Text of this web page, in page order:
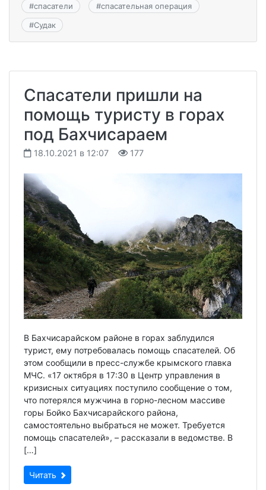
#спасатели #спасательная операция
#Судак
Спасатели пришли на
помощь туристу в горах
под Бахчисараем
18.10.2021 в 12:07 177
В Бахчисарайском районе в горах заблудился
турист, ему потребовалась помощь спасателей. Об
этом сообщили в пресс-службе крымского главка
МЧС. «17 октября в 17:30 в Центр управления в
кризисных ситуациях поступило сообщение о том,
что потерялся мужчина в горно-лесном массиве
горы Бойко Бахчисарайского района,
самостоятельно выбраться не может. Требуется
помощь спасателей», – рассказали в ведомстве. В
[…]
Читать